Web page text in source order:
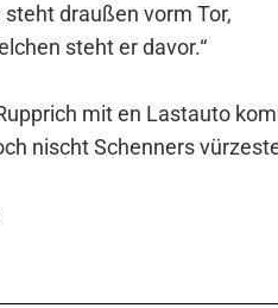
steht draußen vorm Tor,
steht er davor.“
mit en Lastauto
nischt Schenners